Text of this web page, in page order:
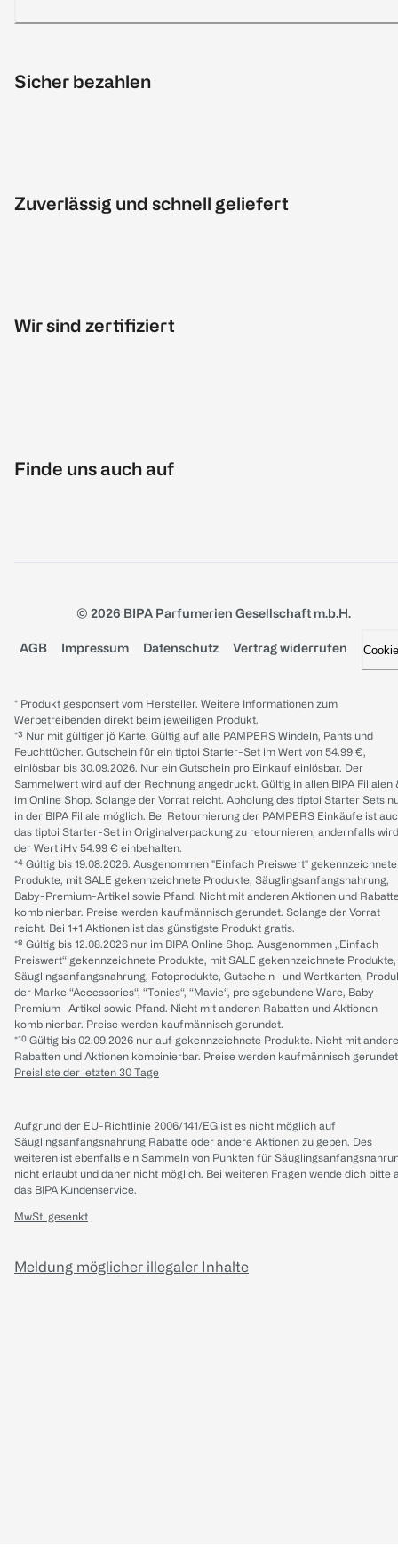
Sicher bezahlen
Zuverlässig und schnell geliefert
Wir sind zertifiziert
Finde uns auch auf
© 2026 BIPA Parfumerien Gesellschaft m.b.H.
AGB Impressum Datenschutz Vertrag widerrufen
* Produkt gesponsert vom Hersteller. Weitere Informationen zum
Werbetreibenden direkt beim jeweiligen Produkt.
*³ Nur mit gültiger jö Karte. Gültig auf alle PAMPERS Windeln, Pants und
Feuchttücher. Gutschein für ein tiptoi Starter-Set im Wert von 54.99 €,
einlösbar bis 30.09.2026. Nur ein Gutschein pro Einkauf einlösbar. Der
Sammelwert wird auf der Rechnung angedruckt. Gültig in allen BIPA Filialen
im Online Shop. Solange der Vorrat reicht. Abholung des tiptoi Starter Sets
in der BIPA Filiale möglich. Bei Retournierung der PAMPERS Einkäufe ist
das tiptoi Starter-Set in Originalverpackung zu retournieren, andernfalls wird
der Wert iHv 54.99 € einbehalten.
*⁴ Gültig bis 19.08.2026. Ausgenommen "Einfach Preiswert" gekennzeichnete
Produkte, mit SALE gekennzeichnete Produkte, Säuglingsanfangsnahrung,
Baby-Premium-Artikel sowie Pfand. Nicht mit anderen Aktionen und
kombinierbar. Preise werden kaufmännisch gerundet. Solange der Vorrat
reicht. Bei 1+1 Aktionen ist das günstigste Produkt gratis.
*⁸ Gültig bis 12.08.2026 nur im BIPA Online Shop. Ausgenommen „Einfach
Preiswert“ gekennzeichnete Produkte, mit SALE gekennzeichnete Produkte,
Säuglingsanfangsnahrung, Fotoprodukte, Gutschein- und Wertkarten,
der Marke “Accessories“, “Tonies“, “Mavie“, preisgebundene Ware, Baby
Premium- Artikel sowie Pfand. Nicht mit anderen Rabatten und Aktionen
kombinierbar. Preise werden kaufmännisch gerundet.
*¹⁰ Gültig bis 02.09.2026 nur auf gekennzeichnete Produkte. Nicht mit
Rabatten und Aktionen kombinierbar. Preise werden kaufmännisch
Preisliste der letzten 30 Tage
Aufgrund der EU-Richtlinie 2006/141/EG ist es nicht möglich auf
Säuglingsanfangsnahrung Rabatte oder andere Aktionen zu geben. Des
weiteren ist ebenfalls ein Sammeln von Punkten für
nicht erlaubt und daher nicht möglich. Bei weiteren Fragen wende dich bitte
das BIPA Kundenservice.
MwSt. gesenkt
Meldung möglicher illegaler Inhalte